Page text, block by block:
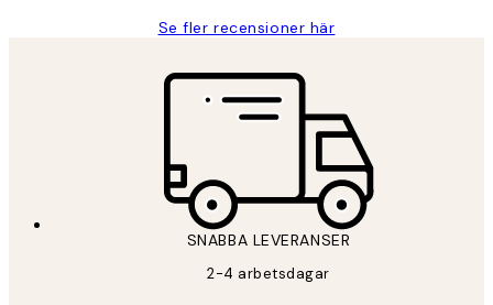
Se fler recensioner här
SNABBA LEVERANSER
2-4 arbetsdagar